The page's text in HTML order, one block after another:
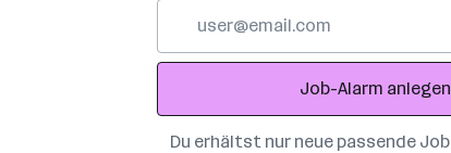
Adresse
Job-Alarm anlegen
Du erhältst nur neue passende